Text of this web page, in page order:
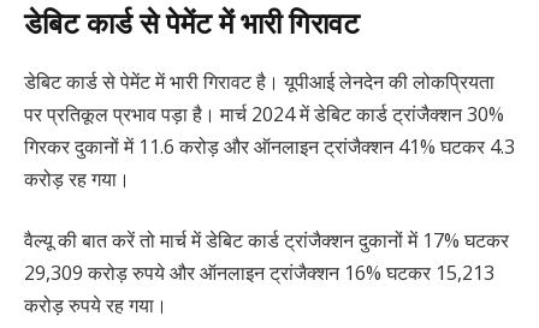
डेबिट कार्ड से पेमेंट में भारी गिरावट
डेबिट कार्ड से पेमेंट में भारी गिरावट है। यूपीआई लेनदेन की लोकप्रियता
पर प्रतिकूल प्रभाव पड़ा है। मार्च 2024 में डेबिट कार्ड ट्रांजैक्शन 30%
गिरकर दुकानों में 11.6 करोड़ और ऑनलाइन ट्रांजैक्शन 41% घटकर 4.3
करोड़ रह गया।
वैल्यू की बात करें तो मार्च में डेबिट कार्ड ट्रांजैक्शन दुकानों में 17% घटकर
29,309 करोड़ रुपये और ऑनलाइन ट्रांजैक्शन 16% घटकर 15,213
करोड़ रुपये रह गया।